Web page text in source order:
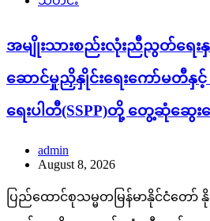
အမျိုးသားစည်းလုံးညီညွတ်ရေးနှင့်
ဆောင်မှုညှိနှိုင်းရေးကော်မတီနှ
ရေးပါတီ(SSPP)တို့ တွေ့ဆုံဆွေးနွ
admin
August 8, 2026
ပြည်ထောင်စုသမ္မတမြန်မာနိုင်ငံတော်